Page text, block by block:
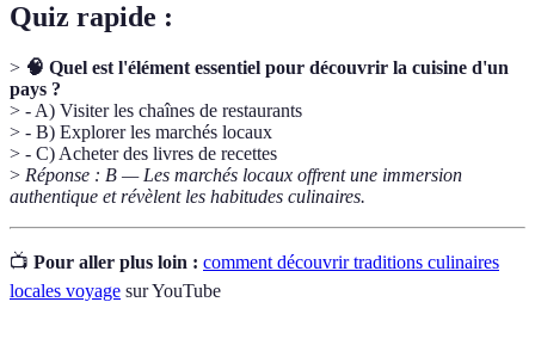
Quiz rapide :
> 🧠 Quel est l'élément essentiel pour découvrir la cuisine d'un
pays ?
> - A) Visiter les chaînes de restaurants
> - B) Explorer les marchés locaux
> - C) Acheter des livres de recettes
> Réponse : B — Les marchés locaux offrent une immersion
authentique et révèlent les habitudes culinaires.
📺 Pour aller plus loin : comment découvrir traditions culinaires
locales voyage sur YouTube